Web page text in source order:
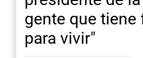
gente que
para vivir"